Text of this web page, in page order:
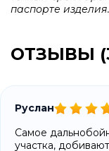
паспорте изделия.
ОТЗЫВЫ
Руслан
Самое
участка,